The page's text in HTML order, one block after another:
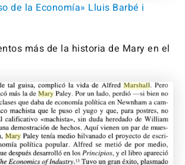
de la Economía» Lluis Barbé i
más de la historia de Mary en el